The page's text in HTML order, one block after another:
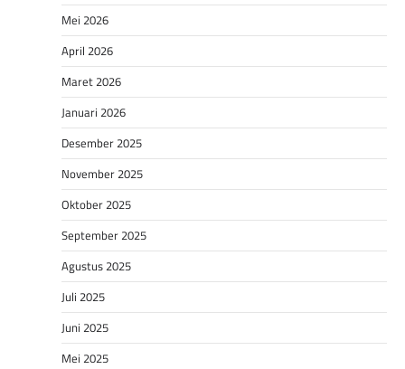
Mei 2026
April 2026
Maret 2026
Januari 2026
Desember 2025
November 2025
Oktober 2025
September 2025
Agustus 2025
Juli 2025
Juni 2025
Mei 2025